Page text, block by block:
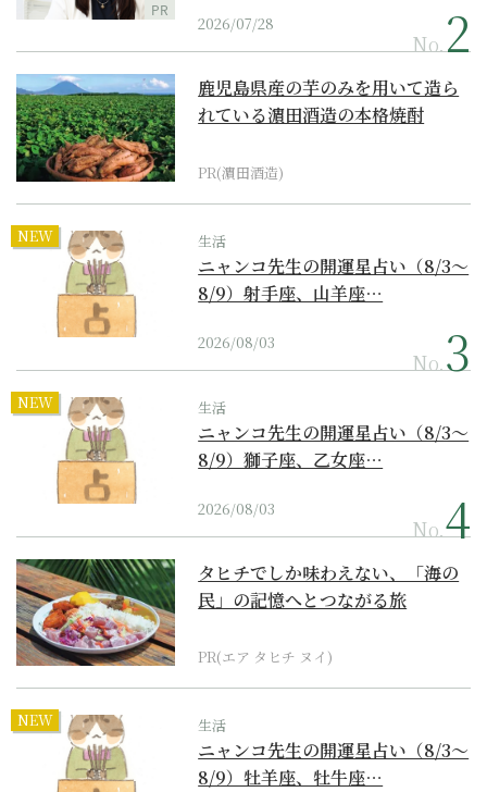
PR
2026/07/28
No.
鹿児島県産の芋のみを用いて造ら
れている濵田酒造の本格焼酎
PR(濵田酒造)
NEW 生活
ニャンコ先生の開運星占い（8/3～
8/9）射手座、山羊座…
2026/08/03
No.
NEW 生活
ニャンコ先生の開運星占い（8/3～
8/9）獅子座、乙女座…
2026/08/03
No.
タヒチでしか味わえない、「海の
民」の記憶へとつながる旅
PR(エア タヒチ ヌイ)
NEW 生活
ニャンコ先生の開運星占い（8/3～
8/9）牡羊座、牡牛座…